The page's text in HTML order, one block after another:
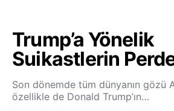
Trump’a Yönelik
Suikastlerin
Son dönemde tüm dünyanın gözü
özellikle de Donald Trump’ın…